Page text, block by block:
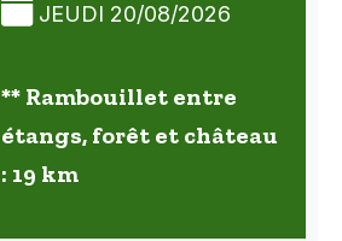
JEUDI 20/08/2026
** Rambouillet entre
étangs, forêt et château
: 19 km